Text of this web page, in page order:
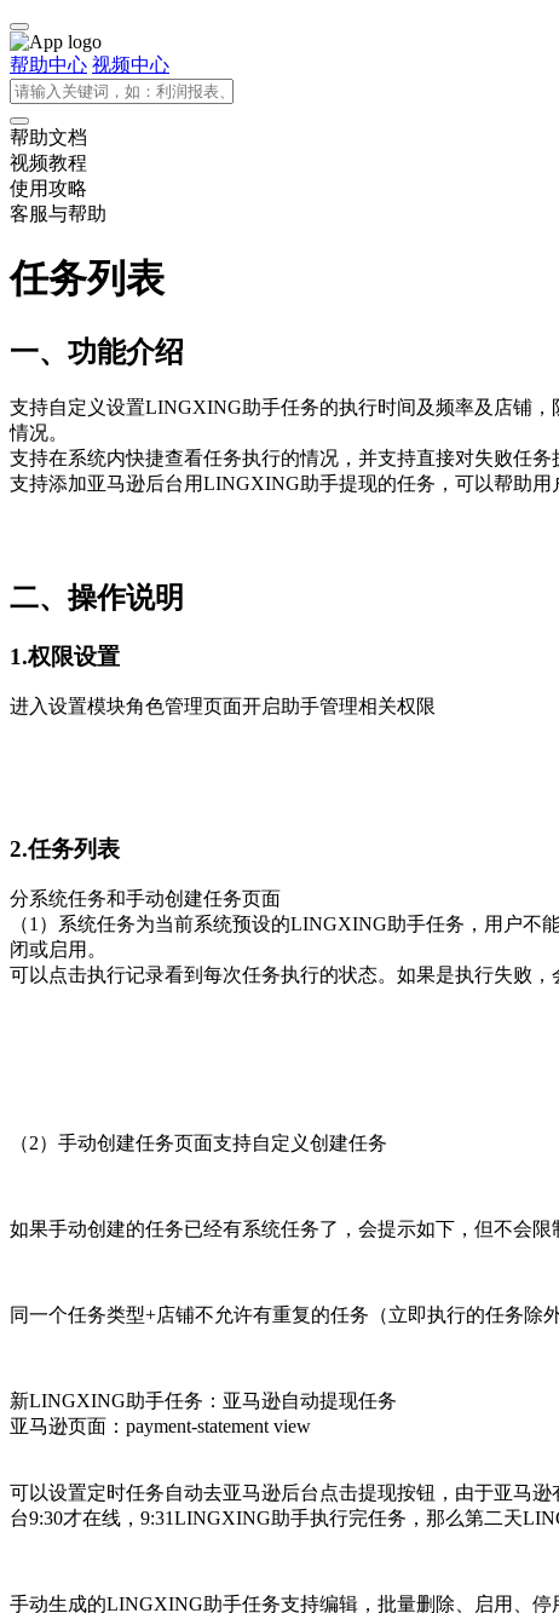
帮助中心 视频中心
帮助文档
视频教程
使用攻略
客服与帮助
任务列表
一、功能介绍
支持自定义设置LINGXING助手任务的执行时间及频率及店铺
情况。
支持在系统内快捷查看任务执行的情况，并支持直接对失败任务
支持添加亚马逊后台用LINGXING助手提现的任务，可以帮助用
二、操作说明
1.权限设置
进入设置模块角色管理页面开启助手管理相关权限
2.任务列表
分系统任务和手动创建任务页面
（1）系统任务为当前系统预设的LINGXING助手任务，用户
闭或启用。
可以点击执行记录看到每次任务执行的状态。如果是执行失败，
（2）手动创建任务页面支持自定义创建任务
如果手动创建的任务已经有系统任务了，会提示如下，但不会限
同一个任务类型+店铺不允许有重复的任务（立即执行的任务除外
新LINGXING助手任务：亚马逊自动提现任务
亚马逊页面：payment-statement view
可以设置定时任务自动去亚马逊后台点击提现按钮，由于亚马
台9:30才在线，9:31LINGXING助手执行完任务，那么第二天
手动生成的LINGXING助手任务支持编辑，批量删除、启用、